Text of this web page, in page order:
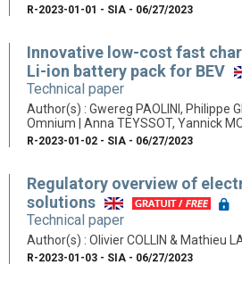
R-2023-01-01 - SIA - 06/27/2023
Innovative low-cost fast
Li-ion battery pack for BEV
Technical paper
Author(s) : Gwereg PAOLINI, Philippe
Omnium | Anna TEYSSOT, Yannick
R-2023-01-02 - SIA - 06/27/2023
Regulatory overview of
solutions
Technical paper
Author(s) : Olivier COLLIN & Mathieu
R-2023-01-03 - SIA - 06/27/2023